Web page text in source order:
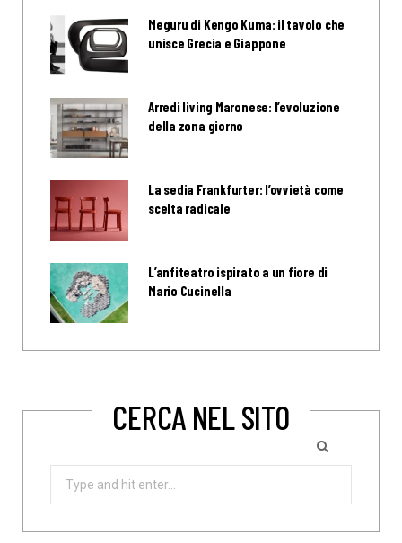
Meguru di Kengo Kuma: il tavolo che
unisce Grecia e Giappone
Arredi living Maronese: l’evoluzione
della zona giorno
La sedia Frankfurter: l’ovvietà come
scelta radicale
L’anfiteatro ispirato a un fiore di
Mario Cucinella
CERCA NEL SITO
Search